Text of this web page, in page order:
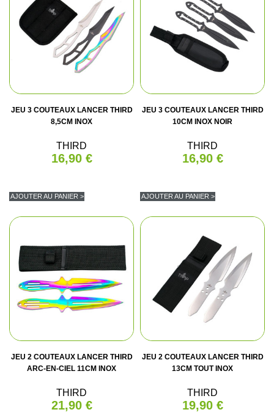
JEU 3 COUTEAUX LANCER THIRD
8,5CM INOX
THIRD
16,90 €
AJOUTER AU PANIER >
JEU 3 COUTEAUX LANCER THIRD
10CM INOX NOIR
THIRD
16,90 €
AJOUTER AU PANIER >
JEU 2 COUTEAUX LANCER THIRD
ARC-EN-CIEL 11CM INOX
THIRD
21,90 €
JEU 2 COUTEAUX LANCER THIRD
13CM TOUT INOX
THIRD
19,90 €